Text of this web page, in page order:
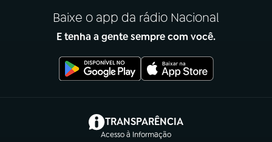
Baixe o app da rádio Nacional
E tenha a gente sempre com você.
TRANSPARÊNCIA
Acesso à Informação
(abre em nova aba)